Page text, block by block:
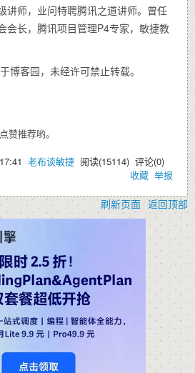
讲师，业问特聘腾讯之道讲师。曾任
会长，腾讯项目管理P4专家，敏捷教
博客园，未经许可禁止转载。
赞推荐哟。
老布谈敏捷 阅读(15114) 评论(0)
收藏 举报
刷新页面 返回顶部